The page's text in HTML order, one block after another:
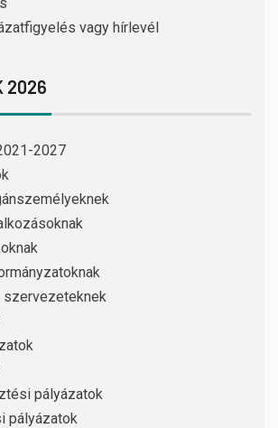
vagy hírlevél
2026
2027
szervezeteknek
pályázatok
pályázatok